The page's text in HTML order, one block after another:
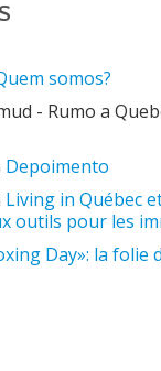
somos?
- Rumo a
Depoimento
Living in Québec
outils pour les
Day»: la folie